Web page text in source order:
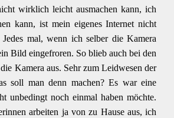
wirklich leicht ausmachen kann, ich
kann, ist mein eigenes Internet nicht
Jedes mal, wenn ich selber die Kamera
Bild eingefroren. So blieb auch bei den
Kamera aus. Sehr zum Leidwesen der
soll man denn machen? Es war eine
unbedingt noch einmal haben möchte.
arbeiten ja von zu Hause aus, ich